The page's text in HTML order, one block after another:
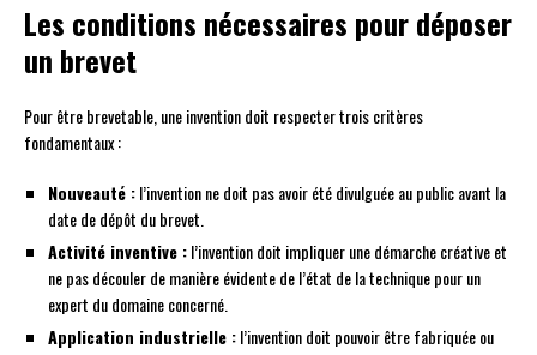
Les conditions nécessaires pour déposer
un brevet
Pour être brevetable, une invention doit respecter trois critères
fondamentaux :
Nouveauté :l’invention ne doit pas avoir été divulguée au public avant la
date de dépôt du brevet.
Activité inventive :l’invention doit impliquer une démarche créative et
ne pas découler de manière évidente de l’état de la technique pour un
expert du domaine concerné.
Application industrielle :l’invention doit pouvoir être fabriquée ou